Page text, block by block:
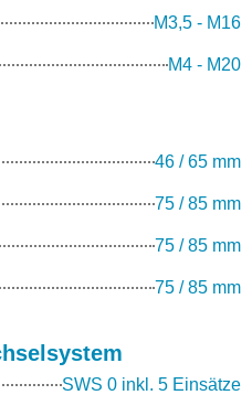
M3,5 - M16
M4 - M20
46 / 65 mm
75 / 85 mm
75 / 85 mm
75 / 85 mm
SWS 0 inkl. 5 Einsätze